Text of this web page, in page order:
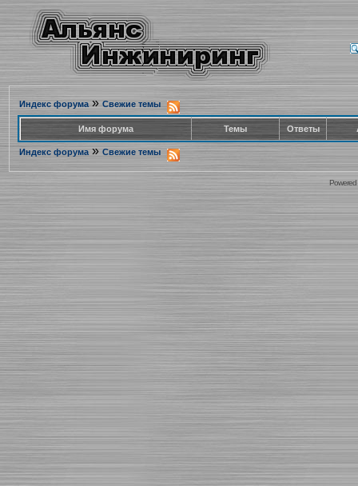
Индекс форума» Свежие темы
Имя форума Темы Ответы
Индекс форума » Свежие темы